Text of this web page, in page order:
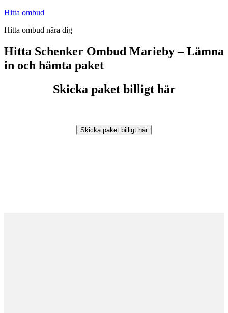
Hoppa
innehåll
Hitta ombud
Hitta ombud nära dig
Hitta Schenker Ombud Marieby – Lämna
in och hämta paket
Skicka paket billigt här
Skicka paket billigt här